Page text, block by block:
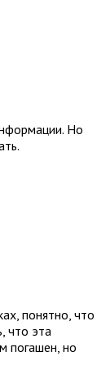
Но
понятно, что
что эта
погашен, но